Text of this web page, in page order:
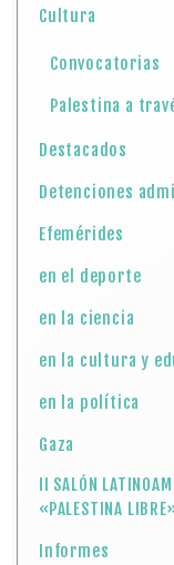
Cultura
Convocatorias
Palestina a
Destacados
Detenciones
Efemérides
en el deporte
en la ciencia
en la cultura y
en la política
Gaza
II SALÓN
«PALESTINA
Informes